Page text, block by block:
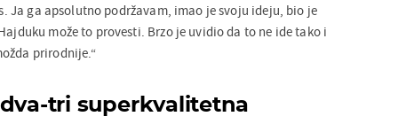
Ja ga apsolutno podržavam, imao je svoju ideju, bio je
može to provesti. Brzo je uvidio da to ne ide tako i
prirodnije.“
tri superkvalitetna